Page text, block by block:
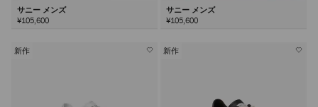
サニー メンズ
¥105,600
サニー メンズ
¥105,600
新作 新作